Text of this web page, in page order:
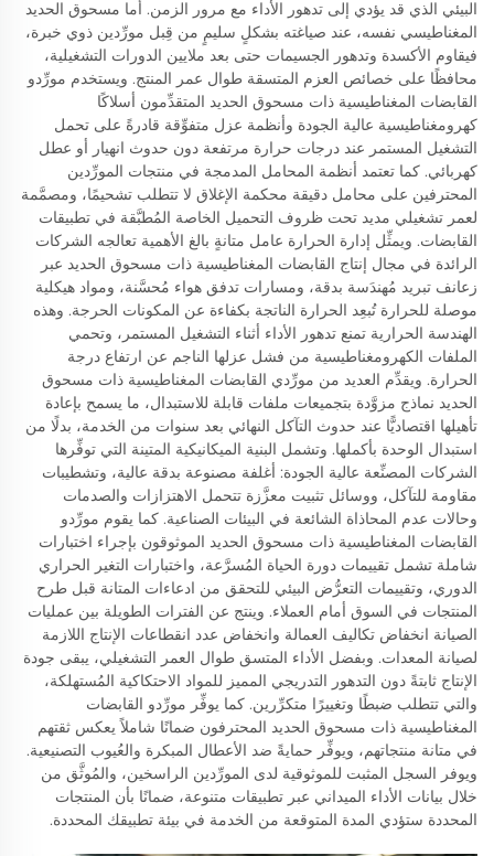
البيئي الذي قد يؤدي إلى تدهور الأداء مع مرور الزمن. أما مسحوق الحديد
المغناطيسي نفسه، عند صياغته بشكلٍ سليمٍ من قِبل مورِّدين ذوي خبرة،
فيقاوم الأكسدة وتدهور الجسيمات حتى بعد ملايين الدورات التشغيلية،
محافظًا على خصائص العزم المتسقة طوال عمر المنتج. ويستخدم مورِّدو
القابضات المغناطيسية ذات مسحوق الحديد المتقدِّمون أسلاكًا
كهرومغناطيسية عالية الجودة وأنظمة عزل متفوِّقة قادرةً على تحمل
التشغيل المستمر عند درجات حرارة مرتفعة دون حدوث انهيار أو عطل
كهربائي. كما تعتمد أنظمة المحامل المدمجة في منتجات المورِّدين
المحترفين على محامل دقيقة محكمة الإغلاق لا تتطلب تشحيمًا، ومصمَّمة
لعمر تشغيلي مديد تحت ظروف التحميل الخاصة المُطبَّقة في تطبيقات
القابضات. ويمثِّل إدارة الحرارة عامل متانةٍ بالغ الأهمية تعالجه الشركات
الرائدة في مجال إنتاج القابضات المغناطيسية ذات مسحوق الحديد عبر
زعانف تبريد مُهندَسة بدقة، ومسارات تدفق هواء مُحسَّنة، ومواد هيكلية
موصلة للحرارة تُبعِد الحرارة الناتجة بكفاءة عن المكونات الحرجة. وهذه
الهندسة الحرارية تمنع تدهور الأداء أثناء التشغيل المستمر، وتحمي
الملفات الكهرومغناطيسية من فشل عزلها الناجم عن ارتفاع درجة
الحرارة. ويقدِّم العديد من مورِّدي القابضات المغناطيسية ذات مسحوق
الحديد نماذج مزوَّدة بتجميعات ملفات قابلة للاستبدال، ما يسمح بإعادة
تأهيلها اقتصاديًّا عند حدوث التآكل النهائي بعد سنوات من الخدمة، بدلًا من
استبدال الوحدة بأكملها. وتشمل البنية الميكانيكية المتينة التي توفِّرها
الشركات المصنِّعة عالية الجودة: أغلفة مصنوعة بدقة عالية، وتشطيبات
مقاومة للتآكل، ووسائل تثبيت معزَّزة تتحمل الاهتزازات والصدمات
وحالات عدم المحاذاة الشائعة في البيئات الصناعية. كما يقوم مورِّدو
القابضات المغناطيسية ذات مسحوق الحديد الموثوقون بإجراء اختبارات
شاملة تشمل تقييمات دورة الحياة المُسرَّعة، واختبارات التغير الحراري
الدوري، وتقييمات التعرُّض البيئي للتحقق من ادعاءات المتانة قبل طرح
المنتجات في السوق أمام العملاء. وينتج عن الفترات الطويلة بين عمليات
الصيانة انخفاض تكاليف العمالة وانخفاض عدد انقطاعات الإنتاج اللازمة
لصيانة المعدات. وبفضل الأداء المتسق طوال العمر التشغيلي، يبقى جودة
الإنتاج ثابتةً دون التدهور التدريجي المميز للمواد الاحتكاكية المُستهلكة،
والتي تتطلب ضبطًا وتغييرًا متكرِّرين. كما يوفِّر مورِّدو القابضات
المغناطيسية ذات مسحوق الحديد المحترفون ضمانًا شاملاً يعكس ثقتهم
في متانة منتجاتهم، ويوفِّر حمايةً ضد الأعطال المبكرة والعُيوب التصنيعية.
ويوفر السجل المثبت للموثوقية لدى المورِّدين الراسخين، والمُوثَّق من
خلال بيانات الأداء الميداني عبر تطبيقات متنوعة، ضمانًا بأن المنتجات
المحددة ستؤدي المدة المتوقعة من الخدمة في بيئة تطبيقك المحددة.